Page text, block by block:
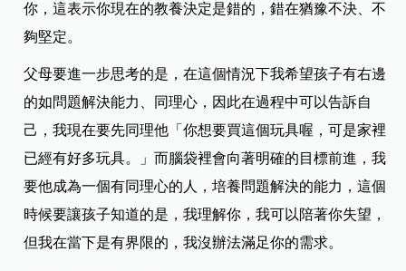
你，這表示你現在的教養決定是錯的，錯在猶豫不決、不
夠堅定。
父母要進一步思考的是，在這個情況下我希望孩子有右邊
的如問題解決能力、同理心，因此在過程中可以告訴自
己，我現在要先同理他「你想要買這個玩具喔，可是家裡
已經有好多玩具。」而腦袋裡會向著明確的目標前進，我
要他成為一個有同理心的人，培養問題解決的能力，這個
時候要讓孩子知道的是，我理解你，我可以陪著你失望，
但我在當下是有界限的，我沒辦法滿足你的需求。